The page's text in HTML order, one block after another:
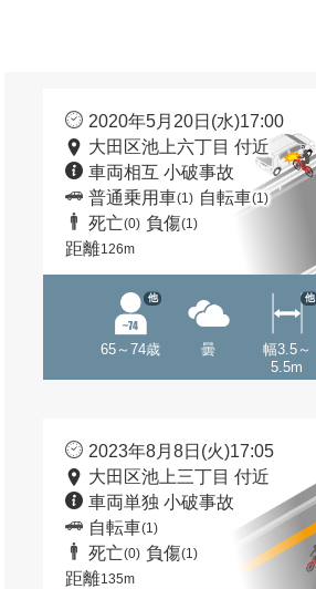
2020年5月20日(水)17:00
大田区池上六丁目 付近
車両相互 小破事故
普通乗用車(1) 自転車(1)
死亡(0) 負傷(1)
距離126m
65～74歳
他
曇
幅3.5～
5.5m
他
2023年8月8日(火)17:05
大田区池上三丁目 付近
車両単独 小破事故
自転車(1)
死亡(0) 負傷(1)
距離135m